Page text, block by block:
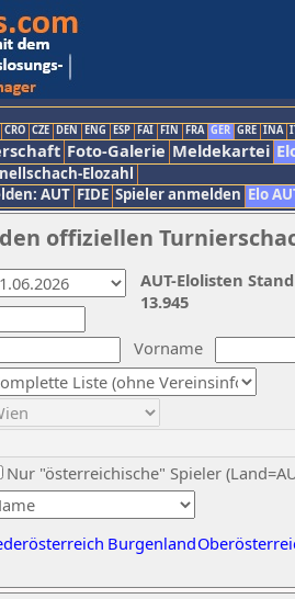
CRO CZE DEN ENG ESP FAI FIN FRA GER GRE INA
Foto-Galerie Meldekartei
Elozahl
AUT FIDE Spieler anmelden Elo
offiziellen
Vorname
Nur "österreichische" Spieler
Burgenland
AUT-Elolisten
13.945